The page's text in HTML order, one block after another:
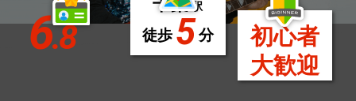
6.8
千葉駅
徒歩 5分
初心者
大歓迎